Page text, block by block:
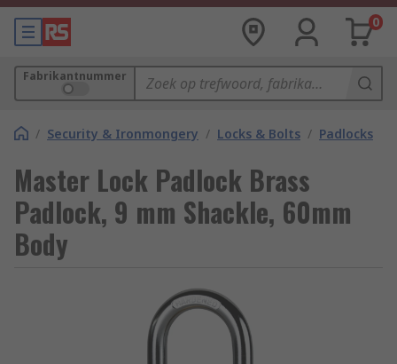
0
Fabrikantnummer
/ Security & Ironmongery / Locks & Bolts / Padlocks
Master Lock Padlock Brass
Padlock, 9 mm Shackle, 60mm
Body